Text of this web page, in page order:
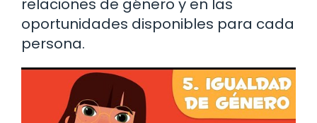
relaciones de género y en las
oportunidades disponibles para cada
persona.